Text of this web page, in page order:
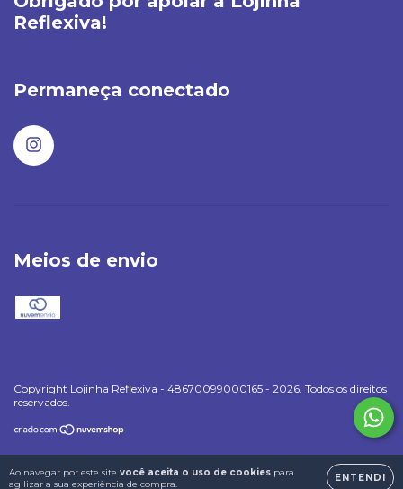
Ao navegar por este site você aceita o uso de cookies para
agilizar a sua experiência de compra.
ENTENDI
Reflexiva!
Permaneça conectado
Meios de envio
Copyright Lojinha Reflexiva - 48670099000165 - 2026. Todos os direitos
reservados.